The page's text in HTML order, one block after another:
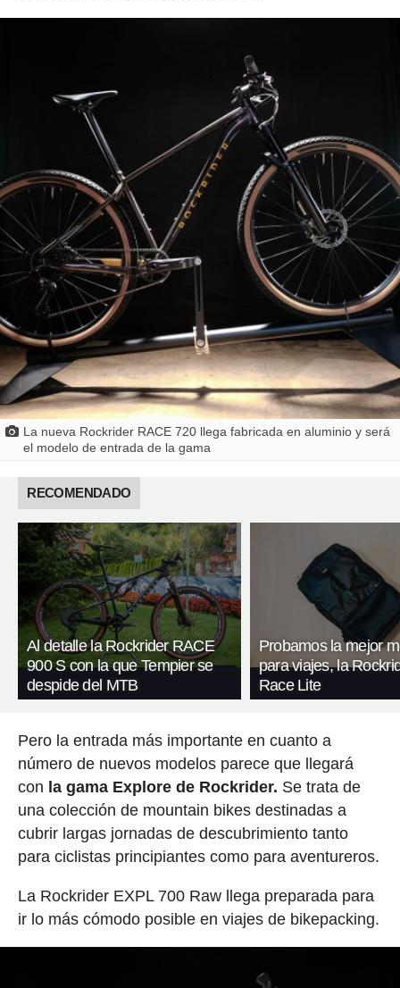
La nueva Rockrider RACE 720 llega fabricada en aluminio y será
el modelo de entrada de la gama
RECOMENDADO
Al detalle la Rockrider RACE
900 S con la que Tempier se
despide del MTB
Probamos la mejor
para viajes, la
Race Lite
Pero la entrada más importante en cuanto a
número de nuevos modelos parece que llegará
con la gama Explore de Rockrider. Se trata de
una colección de mountain bikes destinadas a
cubrir largas jornadas de descubrimiento tanto
para ciclistas principiantes como para aventureros.
La Rockrider EXPL 700 Raw llega preparada para
ir lo más cómodo posible en viajes de bikepacking.